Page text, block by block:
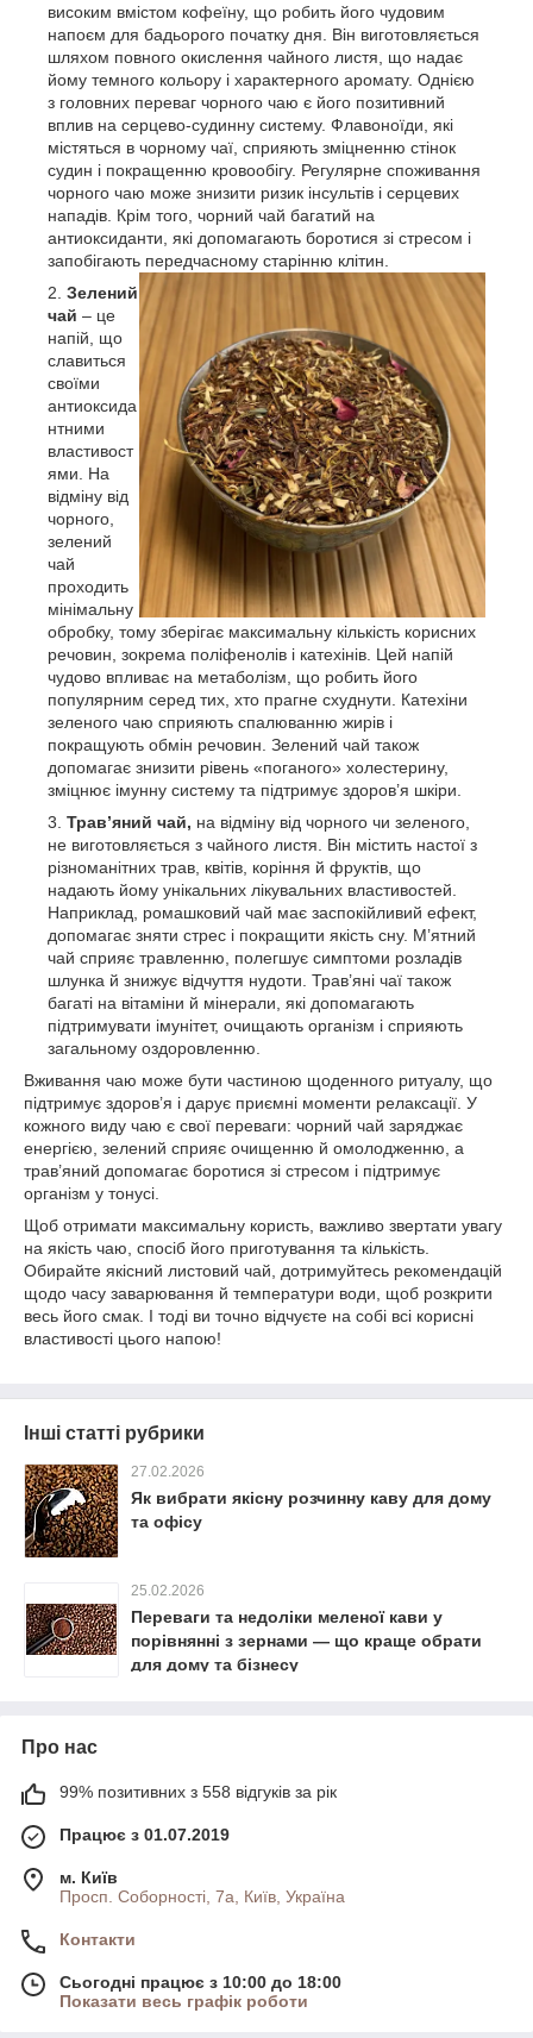
високим вмістом кофеїну, що робить його чудовим
напоєм для бадьорого початку дня. Він виготовляється
шляхом повного окислення чайного листя, що надає
йому темного кольору і характерного аромату. Однією
з головних переваг чорного чаю є його позитивний
вплив на серцево-судинну систему. Флавоноїди, які
містяться в чорному чаї, сприяють зміцненню стінок
судин і покращенню кровообігу. Регулярне споживання
чорного чаю може знизити ризик інсультів і серцевих
нападів. Крім того, чорний чай багатий на
антиоксиданти, які допомагають боротися зі стресом і
запобігають передчасному старінню клітин.
Зелений
чай – це
напій, що
славиться
своїми
антиоксида
нтними
властивост
ями. На
відміну від
чорного,
зелений
чай
проходить
мінімальну
обробку, тому зберігає максимальну кількість корисних
речовин, зокрема поліфенолів і катехінів. Цей напій
чудово впливає на метаболізм, що робить його
популярним серед тих, хто прагне схуднути. Катехіни
зеленого чаю сприяють спалюванню жирів і
покращують обмін речовин. Зелений чай також
допомагає знизити рівень «поганого» холестерину,
зміцнює імунну систему та підтримує здоров’я шкіри.
Трав’яний чай, на відміну від чорного чи зеленого,
не виготовляється з чайного листя. Він містить настої з
різноманітних трав, квітів, коріння й фруктів, що
надають йому унікальних лікувальних властивостей.
Наприклад, ромашковий чай має заспокійливий ефект,
допомагає зняти стрес і покращити якість сну. М’ятний
чай сприяє травленню, полегшує симптоми розладів
шлунка й знижує відчуття нудоти. Трав’яні чаї також
багаті на вітаміни й мінерали, які допомагають
підтримувати імунітет, очищають організм і сприяють
загальному оздоровленню.
Вживання чаю може бути частиною щоденного ритуалу, що
підтримує здоров’я і дарує приємні моменти релаксації. У
кожного виду чаю є свої переваги: чорний чай заряджає
енергією, зелений сприяє очищенню й омолодженню, а
трав’яний допомагає боротися зі стресом і підтримує
організм у тонусі.
Щоб отримати максимальну користь, важливо звертати увагу
на якість чаю, спосіб його приготування та кількість.
Обирайте якісний листовий чай, дотримуйтесь рекомендацій
щодо часу заварювання й температури води, щоб розкрити
весь його смак. І тоді ви точно відчуєте на собі всі корисні
властивості цього напою!
Інші статті рубрики
27.02.2026
Як вибрати якісну розчинну каву для дому
та офісу
25.02.2026
Переваги та недоліки меленої кави у
порівнянні з зернами — що краще обрати
для дому та бізнесу
Про нас
99% позитивних з 558 відгуків за рік
Працює з 01.07.2019
м. Київ
Просп. Соборності, 7а, Київ, Україна
Контакти
Сьогодні працює з 10:00 до 18:00
Показати весь графік роботи